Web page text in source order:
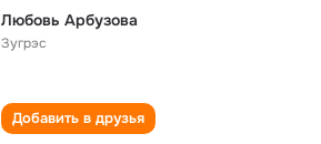
Любовь Арбузова
Зугрэс
Добавить в друзья